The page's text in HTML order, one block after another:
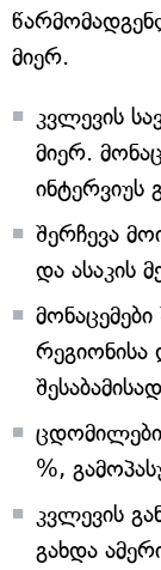
მიერ.
კვლევის
მიერ.
ინტერვიუს
შერჩევა
და ასაკის
რეგიონისა
%,
კვლევის
გახდა